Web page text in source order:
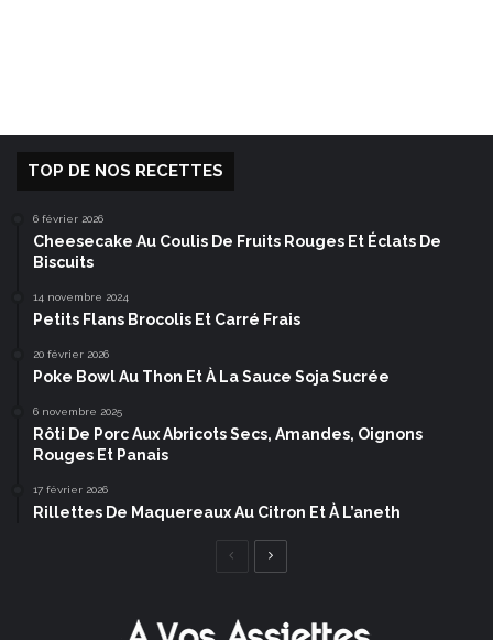
TOP DE NOS RECETTES
6 février 2026
Cheesecake Au Coulis De Fruits Rouges Et Éclats De
Biscuits
14 novembre 2024
Petits Flans Brocolis Et Carré Frais
20 février 2026
Poke Bowl Au Thon Et À La Sauce Soja Sucrée
6 novembre 2025
Rôti De Porc Aux Abricots Secs, Amandes, Oignons
Rouges Et Panais
17 février 2026
Rillettes De Maquereaux Au Citron Et À L’aneth
Page